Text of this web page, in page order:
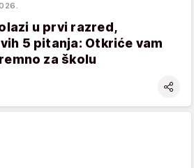
u prvi razred,
5 pitanja: Otkriće vam
za školu